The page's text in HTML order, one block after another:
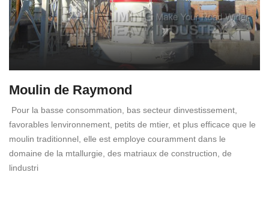
Moulin de Raymond
Pour la basse consommation, bas secteur dinvestissement,
favorables lenvironnement, petits de mtier, et plus efficace que le
moulin traditionnel, elle est employe couramment dans le
domaine de la mtallurgie, des matriaux de construction, de
lindustri